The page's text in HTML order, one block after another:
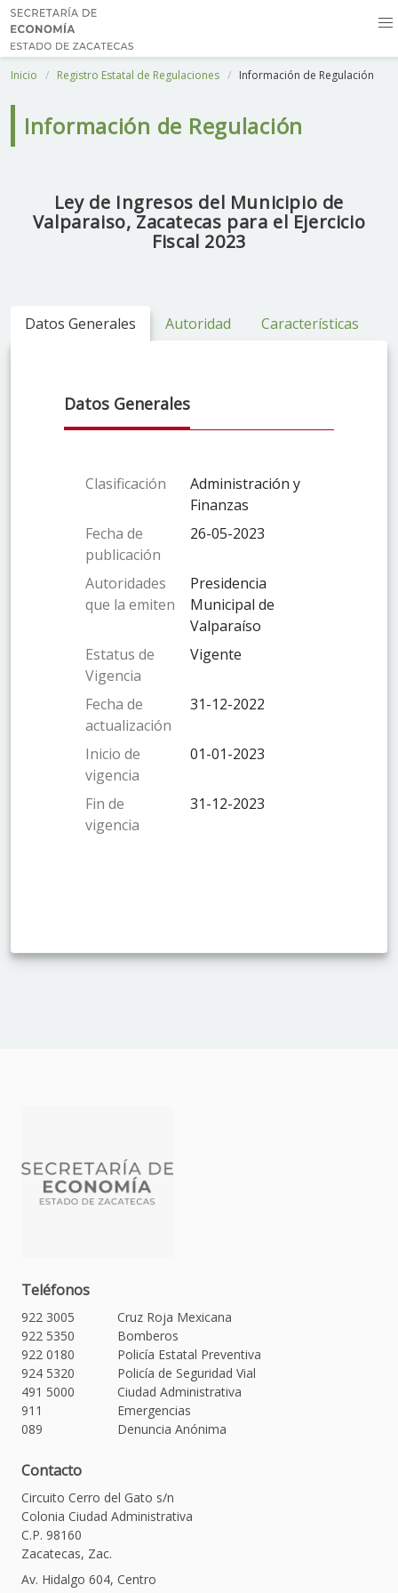
Inicio Registro Estatal de Regulaciones Información de Regulación
Información de Regulación
Ley de Ingresos del Municipio de
Valparaiso, Zacatecas para el Ejercicio
Fiscal 2023
Datos Generales Autoridad Características
Datos Generales
Clasificación
Administración y
Finanzas
Fecha de
publicación
26-05-2023
Autoridades
que la emiten
Presidencia
Municipal de
Valparaíso
Estatus de
Vigencia
Vigente
Fecha de
actualización
31-12-2022
Inicio de
vigencia
01-01-2023
Fin de
vigencia
31-12-2023
Teléfonos
922 3005
Cruz Roja Mexicana
922 5350
Bomberos
922 0180
Policía Estatal Preventiva
924 5320
Policía de Seguridad Vial
491 5000
Ciudad Administrativa
911
Emergencias
089
Denuncia Anónima
Contacto
Circuito Cerro del Gato s/n
Colonia Ciudad Administrativa
C.P. 98160
Zacatecas, Zac.
Av. Hidalgo 604, Centro